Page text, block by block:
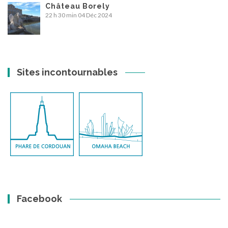
Château Borely
22 h 30 min 04 Déc 2024
Sites incontournables
Facebook